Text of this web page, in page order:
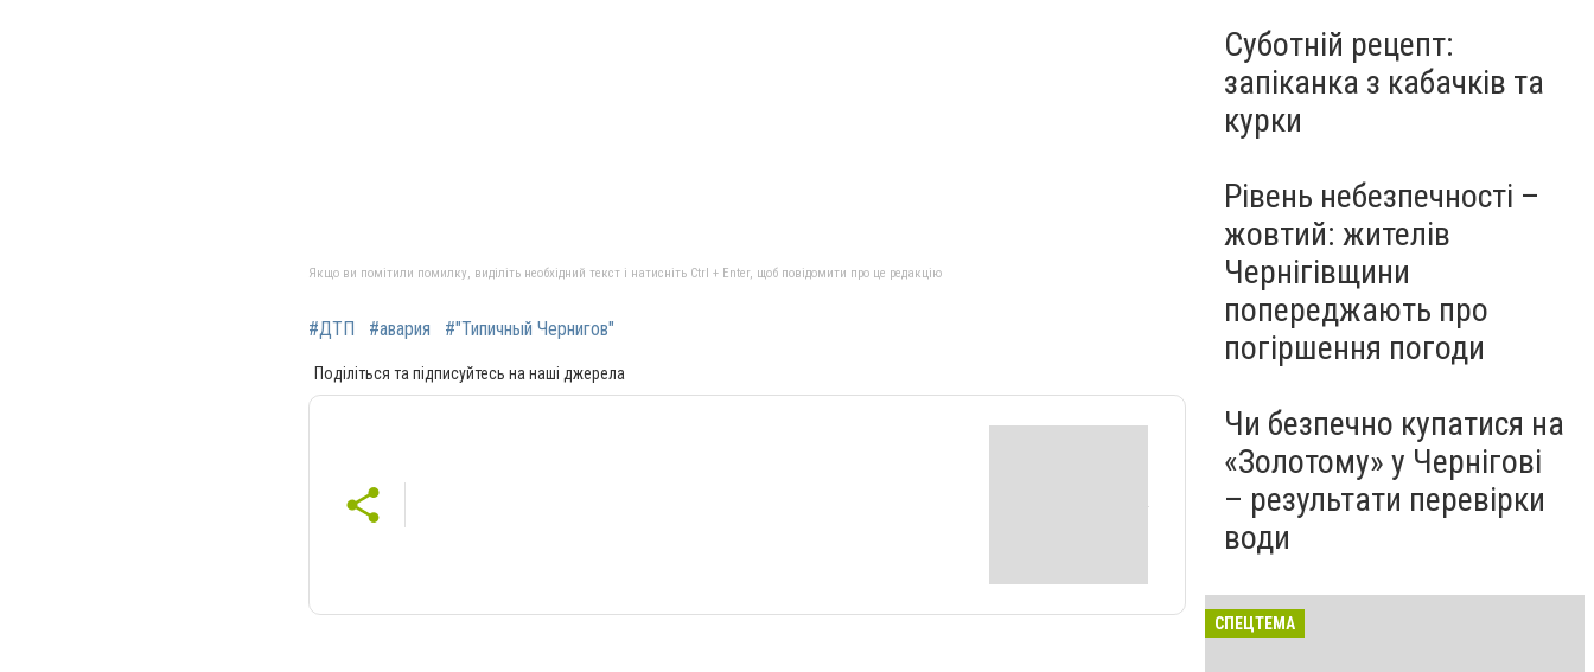
Якщо ви помітили помилку, виділіть необхідний текст і натисніть Ctrl + Enter, щоб повідомити про це редакцію
#ДТП #авария #"Типичный Чернигов"
Поділіться та підписуйтесь на наші джерела
Суботній рецепт:
запіканка з кабачків та
курки
Рівень небезпечності –
жовтий: жителів
Чернігівщини
попереджають про
погіршення погоди
Чи безпечно купатися на
«Золотому» у Чернігові
– результати перевірки
води
СПЕЦТЕМА